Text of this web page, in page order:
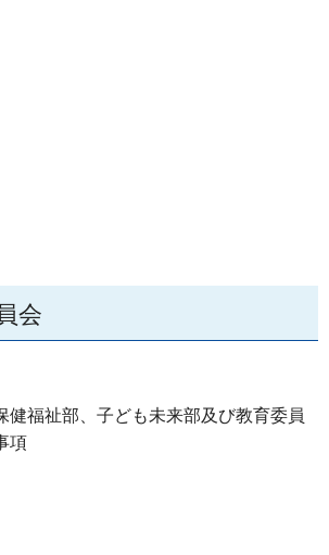
会
健福祉部、子ども未来部及び教育委員
項